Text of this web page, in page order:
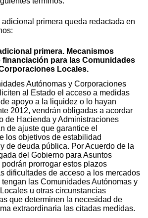
primera queda redactada en
primera. Mecanismos
financiación para las Comunidades
Locales.
Autónomas y Corporaciones
al Estado el acceso a medidas
apoyo a la liquidez o lo hayan
2012, vendrán obligadas a acordar
de Hacienda y Administraciones
de ajuste que garantice el
los objetivos de estabilidad
de deuda pública. Por Acuerdo de la
del Gobierno para Asuntos
prorrogar estos plazos
dificultades de acceso a los mercados
las Comunidades Autónomas y
u otras circunstancias
que determinen la necesidad de
extraordinaria las citadas medidas.